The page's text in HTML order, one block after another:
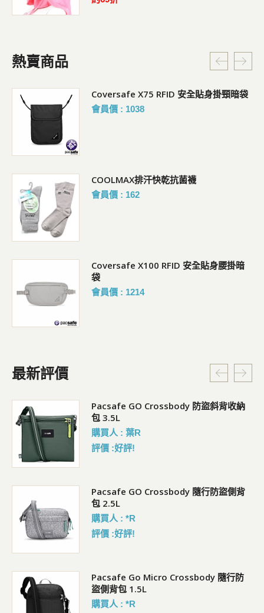
熱賣商品
Coversafe X75 RFID 安全貼身掛頸暗袋
會員價 : 1038
COOLMAX排汗快乾抗菌襪
會員價 : 162
Coversafe X100 RFID 安全貼身腰掛暗
袋
會員價 : 1214
最新評價
Pacsafe GO Crossbody 防盜斜背收納
包 3.5L
購買人 : 葉R
評價 :好評!
Pacsafe GO Crossbody 隨行防盜側背
包 2.5L
購買人 : *R
評價 :好評!
Pacsafe Go Micro Crossbody 隨行防
盜側背包 1.5L
購買人 : *R